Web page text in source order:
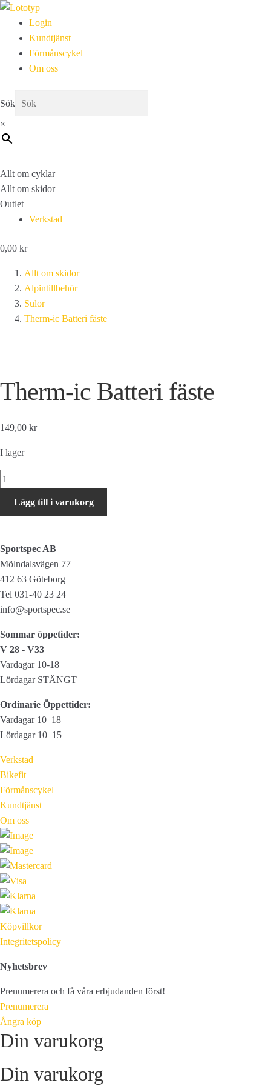
Login
Kundtjänst
Förmånscykel
Om oss
Sök
×
Allt om cyklar
Allt om skidor
Outlet
Verkstad
0,00 kr
Allt om skidor
Alpintillbehör
Sulor
Therm-ic Batteri fäste
Therm-ic Batteri fäste
149,00 kr
I lager
Therm-
ic
BatteriLägg till i varukorg
Sportspec AB
Mölndalsvägen 77
412 63 Göteborg
Tel 031-40 23 24
info@sportspec.se
Sommar öppetider:
V 28 - V33
Vardagar 10-18
Lördagar STÄNGT
Ordinarie Öppettider:
Vardagar 10–18
Lördagar 10–15
Verkstad
Bikefit
Förmånscykel
Kundtjänst
Om oss
Köpvillkor
Integritetspolicy
Nyhetsbrev
Prenumerera och få våra erbjudanden först!
Prenumerera
Ångra köp
Din varukorg
Din varukorg